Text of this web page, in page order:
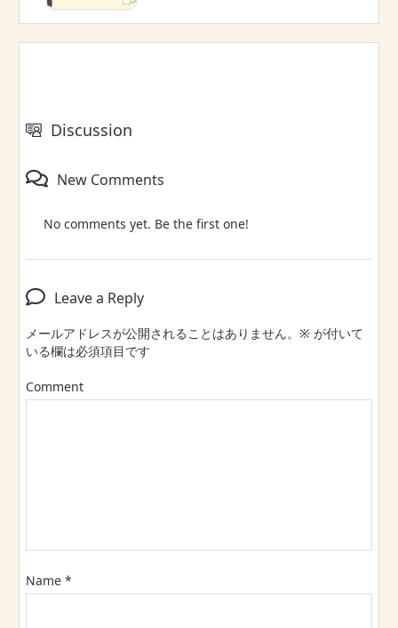
Discussion
New Comments
No comments yet. Be the first one!
Leave a Reply
メールアドレスが公開されることはありません。 ※ が付いて
いる欄は必須項目です
Comment
Name *